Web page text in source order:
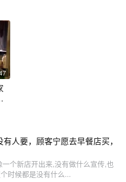
人要，顾客宁愿去早餐店买，
个新店开出来,没有做什么宣传,也
时候都是没有什么...